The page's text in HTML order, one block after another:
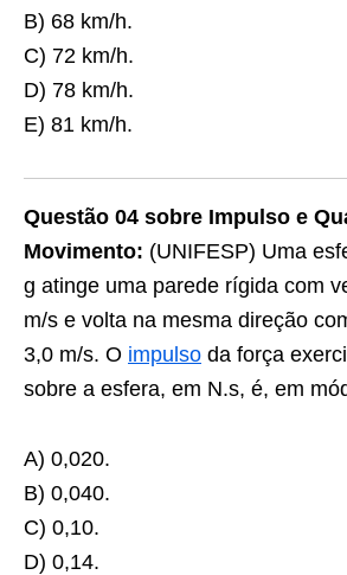
B) 68 km/h.
C) 72 km/h.
D) 78 km/h.
E) 81 km/h.
Questão 04 sobre Impulso e
Movimento: (UNIFESP) Uma
g atinge uma parede rígida com
m/s e volta na mesma direção
3,0 m/s. O impulso da força
sobre a esfera, em N.s, é, em
A) 0,020.
B) 0,040.
C) 0,10.
D) 0,14.